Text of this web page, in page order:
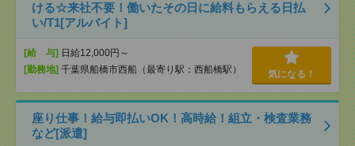
ける☆来社不要！働いたその日に給料もらえる日払
い/T1[アルバイト]
[給 与] 日給12,000円～
[勤務地] 千葉県船橋市西船（最寄り駅：西船橋駅） 気になる！
座り仕事！給与即払いOK！高時給！組立・検査業務
など[派遣]